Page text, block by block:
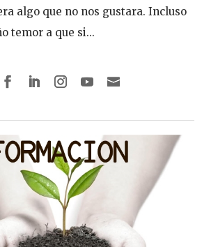
algo que no nos gustara. Incluso
temor a que si...